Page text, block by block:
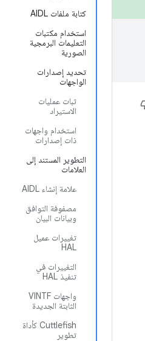
كتابة ملفات AIDL
استخدام مكتبات
التعليمات البرمجية
الصورية
تحديد إصدارات
الواجهات
ثبات عمليات
الاستيراد
استخدام واجهات
ذات إصدارات
التطوير المستند إلى
العلامات
علامة إنشاء AIDL
مصفوفة التوافق
وبيانات البيان
تغييرات عميل
HAL
التغييرات في
تنفيذ HAL
واجهات VINTF
الثابتة الجديدة
‫Cuttlefish كأداة
تطوير